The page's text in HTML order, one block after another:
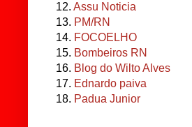
12. Assu Noticia
13. PM/RN
14. FOCOELHO
15. Bombeiros RN
16. Blog do Wilto Alves
17. Ednardo paiva
18. Padua Junior